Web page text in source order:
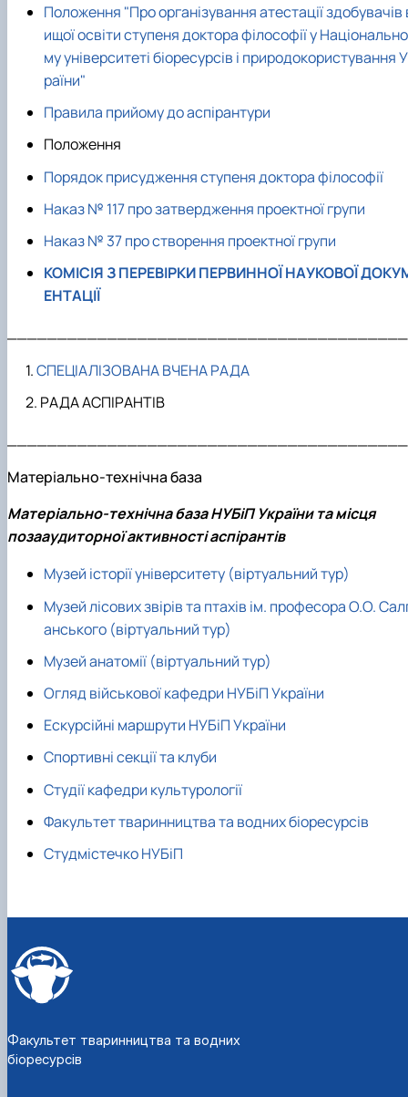
Положення "Про організування атестації здобувачів
ищої освіти ступеня доктора філософії у Національно
му університеті біоресурсів і природокористування
раїни"
Правила прийому до аспірантури
Положення
Порядок присудження ступеня доктора філософії
Наказ № 117 про затвердження проектної групи
Наказ № 37 про створення проектної групи
КОМІСІЯ З ПЕРЕВІРКИ ПЕРВИННОЇ НАУКОВОЇ
ЕНТАЦІЇ
СПЕЦІАЛІЗОВАНА ВЧЕНА РАДА
РАДА АСПІРАНТІВ
Матеріально-технічна база
Матеріально-технічна база НУБіП України та місця
позааудиторної активності аспірантів
Музей історії університету (віртуальний тур)
Музей лісових звірів та птахів ім. професора О.О.
анського (віртуальний тур)
Музей анатомії (віртуальний тур)
Огляд військової кафедри НУБіП України
Ескурсійні маршрути НУБіП України
Спортивні секції та клуби
Студії кафедри культурології
Факультет тваринництва та водних біоресурсів
Студмістечко НУБіП
Факультет тваринництва та водних
біоресурсів